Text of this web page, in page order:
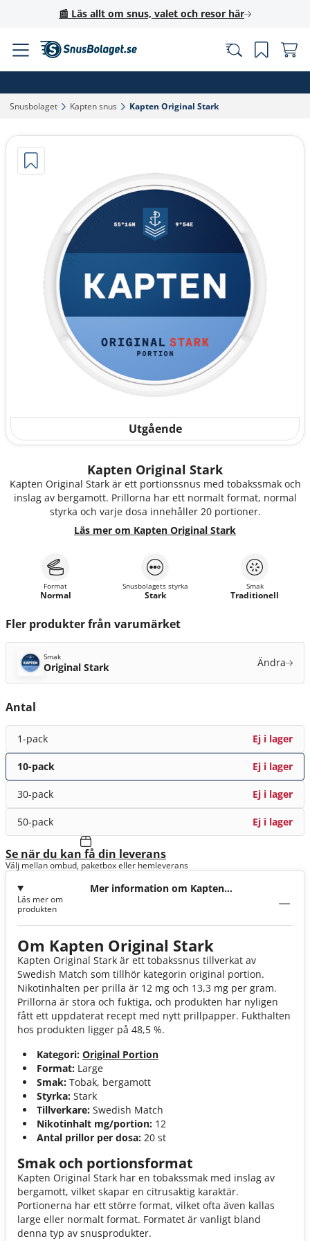
📰 Läs allt om snus, valet och resor här
Snusbolaget‎ Kapten snus‎ Kapten Original Stark‎
Utgående
Kapten Original Stark
Kapten Original Stark är ett portionssnus med tobakssmak och
inslag av bergamott. Prillorna har ett normalt format, normal
styrka och varje dosa innehåller 20 portioner.
Läs mer om Kapten Original Stark
Format
Normal
Snusbolagets styrka
Stark
Smak
Traditionell
Fler produkter från varumärket
Smak
Original Stark Ändra
Antal
1-pack Ej i lager
10-pack Ej i lager
30-pack Ej i lager
50-pack Ej i lager
Se när du kan få din leverans
Välj mellan ombud, paketbox eller hemleverans
Mer information om Kapten
Läs mer om
produkten
Om Kapten Original Stark
Kapten Original Stark är ett tobakssnus tillverkat av
Swedish Match som tillhör kategorin original portion.
Nikotinhalten per prilla är 12 mg och 13,3 mg per gram.
Prillorna är stora och fuktiga, och produkten har nyligen
fått ett uppdaterat recept med nytt prillpapper. Fukthalten
hos produkten ligger på 48,5 %.
Kategori: Original Portion
Format: Large
Smak: Tobak, bergamott
Styrka: Stark
Tillverkare: Swedish Match
Nikotinhalt mg/portion: 12
Antal prillor per dosa: 20 st
Smak och portionsformat
Kapten Original Stark har en tobakssmak med inslag av
bergamott, vilket skapar en citrusaktig karaktär.
Portionerna har ett större format, vilket ofta även kallas
large eller normalt format. Formatet är vanligt bland
denna typ av snusprodukter.